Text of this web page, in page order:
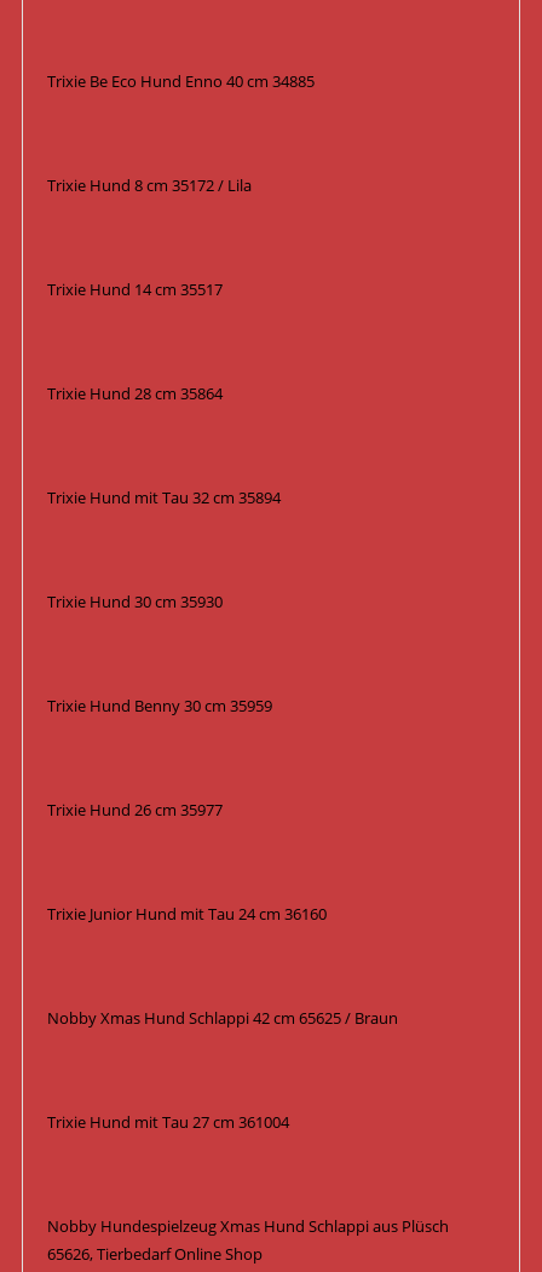
Trixie Be Eco Hund Enno 40 cm 34885
Trixie Hund 8 cm 35172 / Lila
Trixie Hund 14 cm 35517
Trixie Hund 28 cm 35864
Trixie Hund mit Tau 32 cm 35894
Trixie Hund 30 cm 35930
Trixie Hund Benny 30 cm 35959
Trixie Hund 26 cm 35977
Trixie Junior Hund mit Tau 24 cm 36160
Nobby Xmas Hund Schlappi 42 cm 65625 / Braun
Trixie Hund mit Tau 27 cm 361004
Nobby Hundespielzeug Xmas Hund Schlappi aus Plüsch
65626, Tierbedarf Online Shop